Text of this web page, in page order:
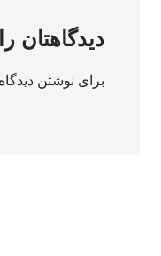
دیدگاهتان
برای نوشتن دیدگاه